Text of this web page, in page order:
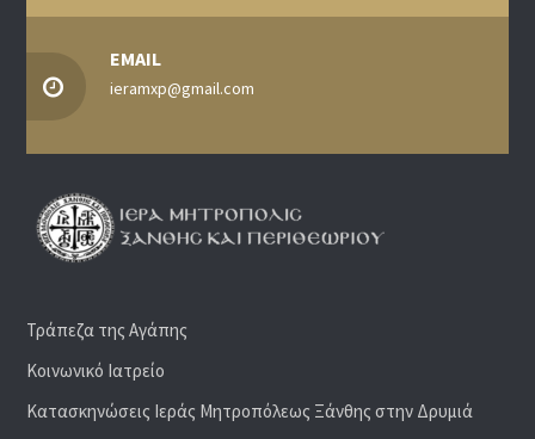
EMAIL
ieramxp@gmail.com
Τράπεζα της Αγάπης
Κοινωνικό Ιατρείο
Κατασκηνώσεις Ιεράς Μητροπόλεως Ξάνθης στην Δρυμιά